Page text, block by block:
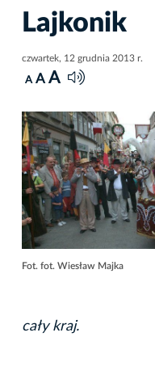
Lajkonik
czwartek, 12 grudnia 2013 r.
A A A
Fot. fot. Wiesław Majka
cały kraj.